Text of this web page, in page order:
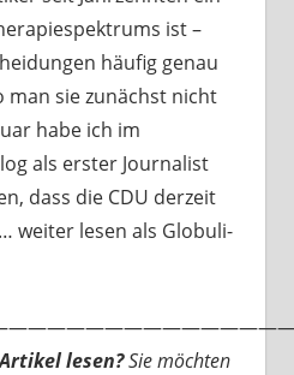
ist –
häufig genau
man sie zunächst nicht
habe ich im
als erster Journalist
dass die CDU derzeit
weiter lesen als Globuli-
lesen?Sie möchten